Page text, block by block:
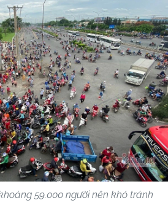
59.000 người nên khó tránh